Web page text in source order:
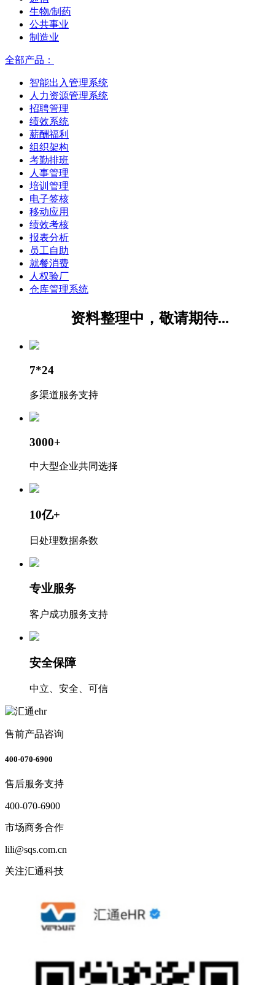
生物/制药
公共事业
制造业
全部产品：
智能出入管理系统
人力资源管理系统
招聘管理
绩效系统
薪酬福利
组织架构
考勤排班
人事管理
培训管理
电子签核
移动应用
绩效考核
报表分析
员工自助
就餐消费
人权验厂
仓库管理系统
资料整理中，敬请期待...
7*24
多渠道服务支持
3000+
中大型企业共同选择
10亿+
日处理数据条数
专业服务
客户成功服务支持
安全保障
中立、安全、可信
售前产品咨询
400-070-6900
售后服务支持
400-070-6900
市场商务合作
lili@sqs.com.cn
关注汇通科技